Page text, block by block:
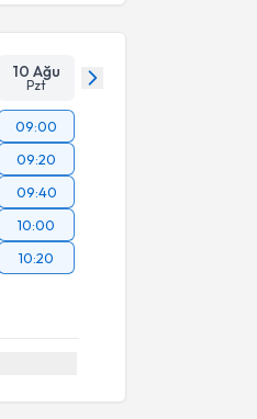
10 Ağu
Pzt
09:00
09:20
09:40
10:00
10:20